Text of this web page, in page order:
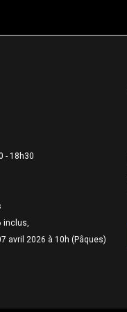
- 18h30
inclus,
avril 2026 à 10h (Pâques)